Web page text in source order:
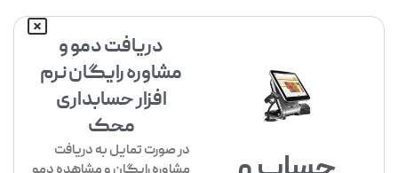
دریافت دمو و
مشاوره رایگان نرم
افزار حسابداری
محک
در صورت تمایل به دریافت